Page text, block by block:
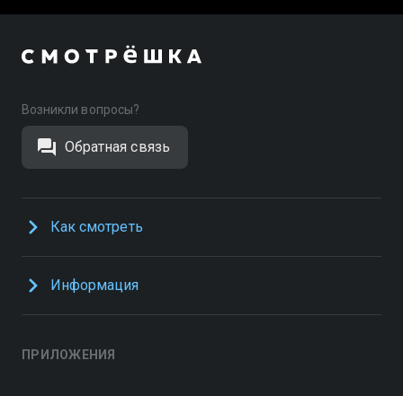
Возникли вопросы?
Обратная связь
Как смотреть
Информация
ПРИЛОЖЕНИЯ